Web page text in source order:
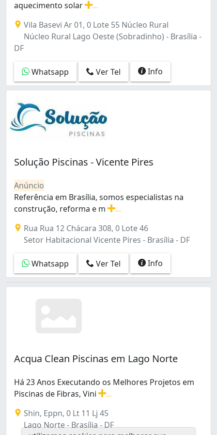
Sobradinho (7)
Taguatinga (6)
Taguatinga Norte (1)
Taguatinga Norte (Taguatinga) (1)
Zona Industrial (1)
aquecimento solar
Vila Basevi Ar 01, 0 Lote 55 Núcleo Rural
Núcleo Rural Lago Oeste (Sobradinho) - Brasília -
DF
Whatsapp Ver Tel Info
Solução Piscinas - Vicente Pires
Anúncio
Referência em Brasília, somos especialistas na
construção, reforma e m
Rua Rua 12 Chácara 308, 0 Lote 46
Setor Habitacional Vicente Pires - Brasília - DF
Whatsapp Ver Tel Info
Acqua Clean Piscinas em Lago Norte
Há 23 Anos Executando os Melhores Projetos em
Piscinas de Fibras, Vini
Shin, Eppn, 0 Lt 11 Lj 45
Lago Norte - Brasília - DF